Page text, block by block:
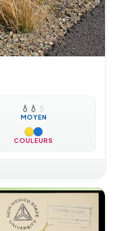
💧 💧 💧
MOYEN
COULEURS